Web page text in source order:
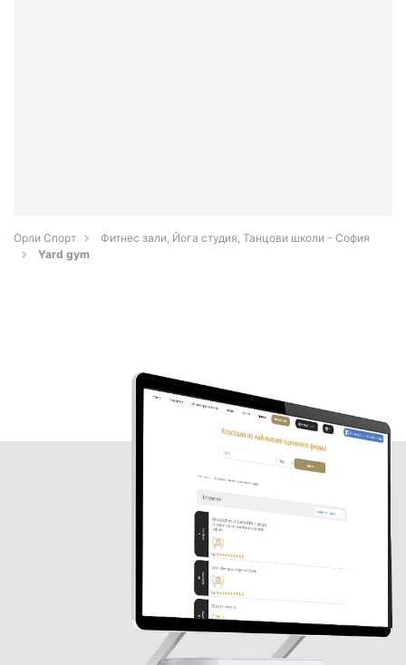
Орли Спорт
Фитнес зали, Йога студия, Танцови школи - София
Yard gym